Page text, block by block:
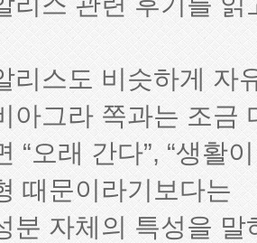
리스도 비슷하게 자
아그라 쪽과는 조금
“오래 간다”, “생활
때문이라기보다는
분 자체의 특성을